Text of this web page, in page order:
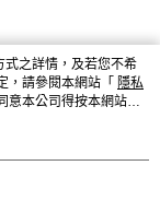
之詳情，及若您不希
，請參閱本網站「 隱私
意本公司得按本網站使